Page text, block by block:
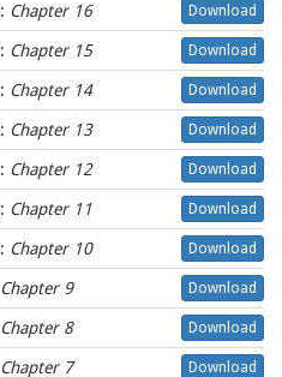
: Chapter 16 Download
: Chapter 15 Download
: Chapter 14 Download
: Chapter 13 Download
: Chapter 12 Download
: Chapter 11 Download
: Chapter 10 Download
Chapter 9 Download
Chapter 8 Download
Chapter 7 Download